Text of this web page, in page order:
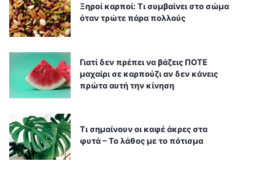
Ξηροί καρποί: Τι συμβαίνει στο σώμα
όταν τρώτε πάρα πολλούς
Γιατί δεν πρέπει να βάζεις ΠΟΤΕ
μαχαίρι σε καρπούζι αν δεν κάνεις
πρώτα αυτή την κίνηση
Τι σημαίνουν οι καφέ άκρες στα
φυτά – Το λάθος με το πότισμα